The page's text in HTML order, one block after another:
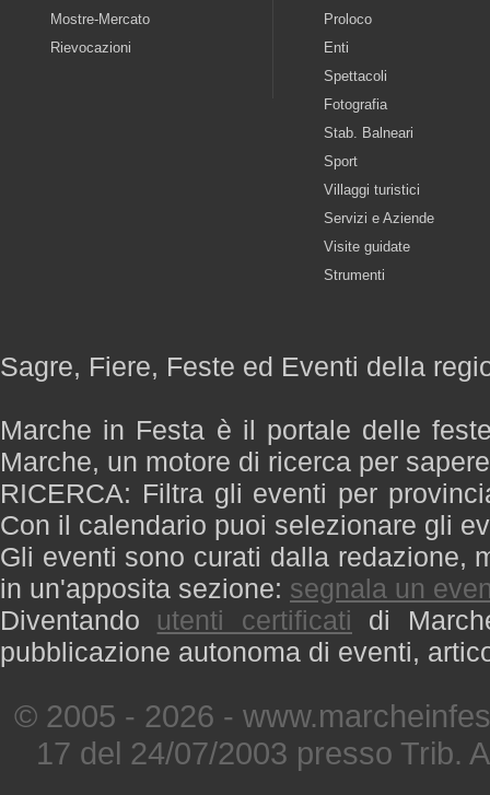
Mostre-Mercato
Rievocazioni
Proloco
Enti
Spettacoli
Fotografia
Stab. Balneari
Sport
Villaggi turistici
Servizi e Aziende
Visite guidate
Strumenti
Sagre, Fiere, Feste ed Eventi della
Marche in Festa è il portale delle
Marche, un motore di ricerca per
RICERCA: Filtra gli eventi per
Con il calendario puoi selezionare gli
Gli eventi sono curati dalla redazione,
in un'apposita sezione: segnala un
Diventando utenti certificati di
pubblicazione autonoma di eventi,
© 2005 - 2026 -
17 del 24/07/2003 presso Trib.